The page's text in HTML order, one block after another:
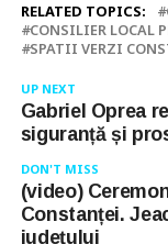
RELATED TOPICS:
CONSILIER LOCAL
SPATII VERZI
UP NEXT
Gabriel Oprea
siguranță și
DON'T MISS
(video)
Constanței.
județului